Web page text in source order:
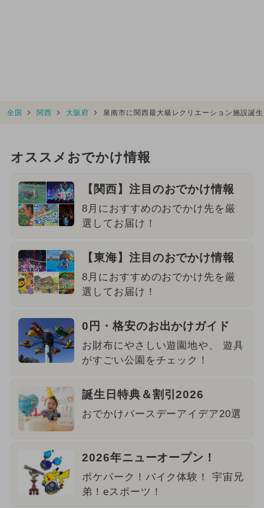
全国 関西 大阪府 泉南市に関西最大級レクリエーション施設誕
オススメおでかけ情報
【関西】注目のおでかけ情報
8月におすすめのおでかけ先を厳
選してお届け！
【東海】注目のおでかけ情報
8月におすすめのおでかけ先を厳
選してお届け！
0円・格安のお出かけガイド
お財布にやさしい遊園地や、 遊具
がすごい公園をチェック！
誕生日特典＆割引2026
おでかけバースデーアイデア20選
2026年ニューオープン！
ポケパーク！バイク体験！ 宇宙兄
弟！eスポーツ！